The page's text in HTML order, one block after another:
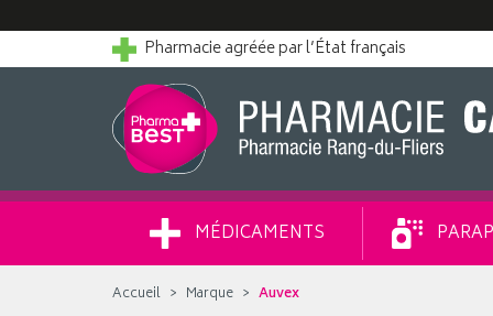
Pharmacie agréée par l’État français
MÉDICAMENTS
Accueil Marque Auvex